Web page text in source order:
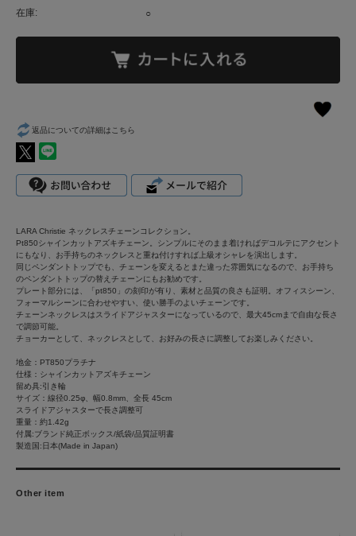
在庫: ○
返品についての詳細はこちら
LARA Christie ネックレスチェーンコレクション。
Pt850シャインカットアズキチェーン。シンプルにそのまま着ければデコルテにアクセント
にもなり、お手持ちのネックレスと重ね付けすれば上級オシャレを演出します。
同じペンダントトップでも、チェーンを変えるとまた違った雰囲気になるので、お手持ち
のペンダントトップの替えチェーンにもお勧めです。
プレート部分には、「pt850」の刻印が有り、素材と品質の良さも証明。オフィスシーン、
フォーマルシーンに合わせやすい、使い勝手のよいチェーンです。
チェーンネックレスはスライドアジャスターになっているので、最大45cmまで自由な長さ
で調節可能。
チョーカーとして、ネックレスとして、お好みの長さに調整してお楽しみください。
地金：PT850プラチナ
仕様：シャインカットアズキチェーン
留め具:引き輪
サイズ：線径0.25φ、幅0.8mm、全長 45cm
スライドアジャスターで長さ調整可
重量：約1.42g
付属:ブランド純正ボックス/紙袋/品質証明書
製造国:日本(Made in Japan)
Other item